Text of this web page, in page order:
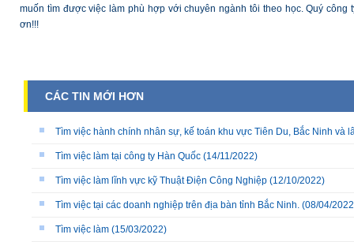
muốn tìm được việc làm phù hợp với chuyên ngành tôi theo học. Quý
ơn!!!
CÁC TIN MỚI HƠN
Tìm việc hành chính nhân sự, kế toán khu vực Tiên Du, Bắc Ninh và
Tìm việc làm tại công ty Hàn Quốc (14/11/2022)
Tìm việc làm lĩnh vực kỹ Thuật Điện Công Nghiệp (12/10/2022)
Tìm việc tại các doanh nghiệp trên địa bàn tỉnh Bắc Ninh. (08/04/
Tìm việc làm (15/03/2022)